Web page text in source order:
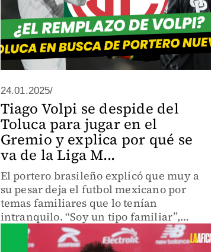
24.01.2025/
Tiago Volpi se despide del
Toluca para jugar en el
Gremio y explica por qué se
va de la Liga M...
El portero brasileño explicó que muy a
su pesar deja el futbol mexicano por
temas familiares que lo tenían
intranquilo. “Soy un tipo familiar”,
aseguró y aceptó que ya negocia con
Gremio para seguir jugando en su país.